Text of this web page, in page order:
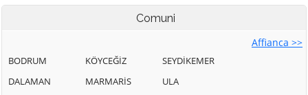
Comuni
Affianca >>
BODRUM
DALAMAN
KÖYCEĞİZ
MARMARİS
SEYDİKEMER
ULA